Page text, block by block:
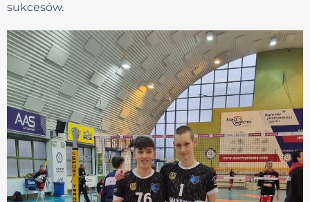
sukcesów.